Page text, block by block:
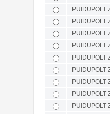
PUIDUPOLT
PUIDUPOLT
PUIDUPOLT
PUIDUPOLT
PUIDUPOLT
PUIDUPOLT
PUIDUPOLT
PUIDUPOLT
PUIDUPOLT